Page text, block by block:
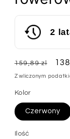
2
Cena
regularna
159,89 zl
Z wliczonym
Kolor
Czerwony
Ilość